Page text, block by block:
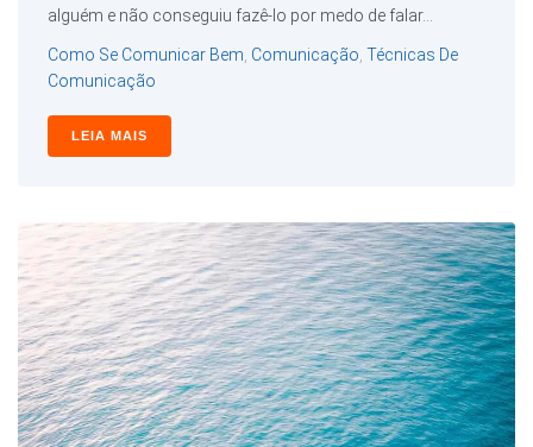
alguém e não conseguiu fazê-lo por medo de falar...
Como Se Comunicar Bem Comunicação Técnicas De
Comunicação
LEIA MAIS